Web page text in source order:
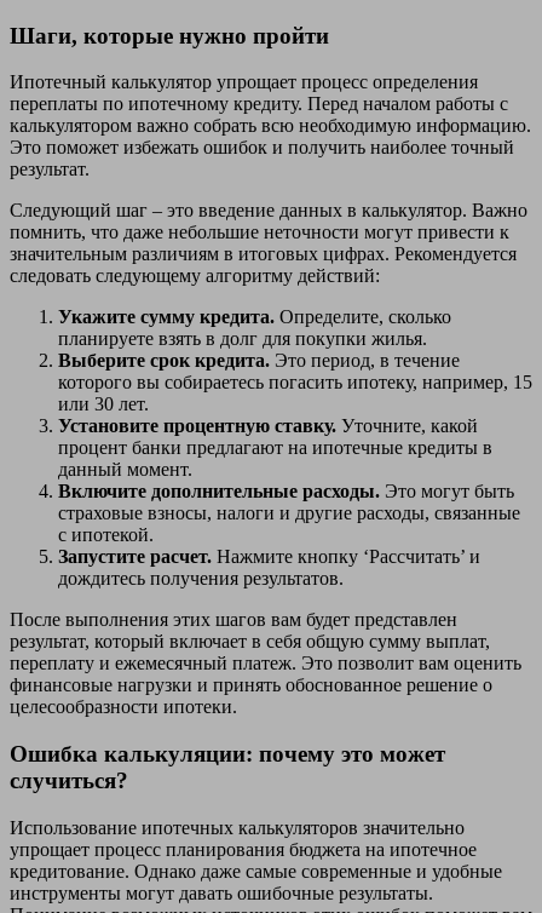
Шаги, которые нужно пройти
Ипотечный калькулятор упрощает процесс определения
переплаты по ипотечному кредиту. Перед началом работы с
калькулятором важно собрать всю необходимую информацию.
Это поможет избежать ошибок и получить наиболее точный
результат.
Следующий шаг – это введение данных в калькулятор. Важно
помнить, что даже небольшие неточности могут привести к
значительным различиям в итоговых цифрах. Рекомендуется
следовать следующему алгоритму действий:
Укажите сумму кредита. Определите, сколько
планируете взять в долг для покупки жилья.
Выберите срок кредита. Это период, в течение
которого вы собираетесь погасить ипотеку, например, 15
или 30 лет.
Установите процентную ставку. Уточните, какой
процент банки предлагают на ипотечные кредиты в
данный момент.
Включите дополнительные расходы. Это могут быть
страховые взносы, налоги и другие расходы, связанные
с ипотекой.
Запустите расчет. Нажмите кнопку ‘Рассчитать’ и
дождитесь получения результатов.
После выполнения этих шагов вам будет представлен
результат, который включает в себя общую сумму выплат,
переплату и ежемесячный платеж. Это позволит вам оценить
финансовые нагрузки и принять обоснованное решение о
целесообразности ипотеки.
Ошибка калькуляции: почему это может
случиться?
Использование ипотечных калькуляторов значительно
упрощает процесс планирования бюджета на ипотечное
кредитование. Однако даже самые современные и удобные
инструменты могут давать ошибочные результаты.